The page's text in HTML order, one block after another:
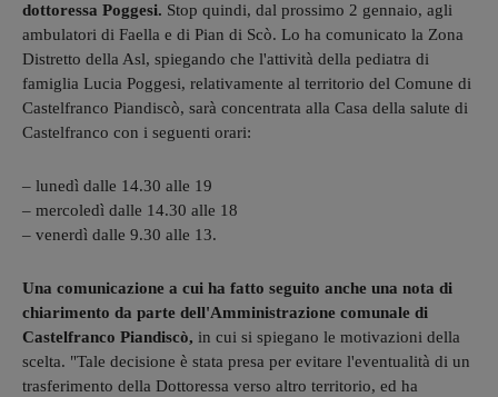
dottoressa Poggesi. Stop quindi, dal prossimo 2 gennaio, agli
ambulatori di Faella e di Pian di Scò. Lo ha comunicato la Zona
Distretto della Asl, spiegando che l'attività della pediatra di
famiglia Lucia Poggesi, relativamente al territorio del Comune di
Castelfranco Piandiscò, sarà concentrata alla Casa della salute di
Castelfranco con i seguenti orari:
– lunedì dalle 14.30 alle 19
– mercoledì dalle 14.30 alle 18
– venerdì dalle 9.30 alle 13.
Una comunicazione a cui ha fatto seguito anche una nota di
chiarimento da parte dell'Amministrazione comunale di
Castelfranco Piandiscò, in cui si spiegano le motivazioni della
scelta. "Tale decisione è stata presa per evitare l'eventualità di un
trasferimento della Dottoressa verso altro territorio, ed ha